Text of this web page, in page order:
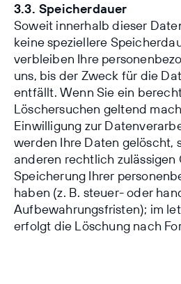
3.3. Speicherdauer
Soweit innerhalb dieser
keine speziellere
verbleiben Ihre
uns, bis der Zweck für die
entfällt. Wenn Sie ein
Löschersuchen geltend
Einwilligung zur
werden Ihre Daten gelöscht,
anderen rechtlich zulässigen
Speicherung Ihrer
haben (z. B. steuer- oder
Aufbewahrungsfristen); im
erfolgt die Löschung nach